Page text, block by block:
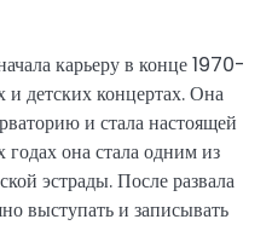
карьеру в конце 1970-
детских концертах. Она
и стала настоящей
она стала одним из
эстрады. После развала
выступать и записывать